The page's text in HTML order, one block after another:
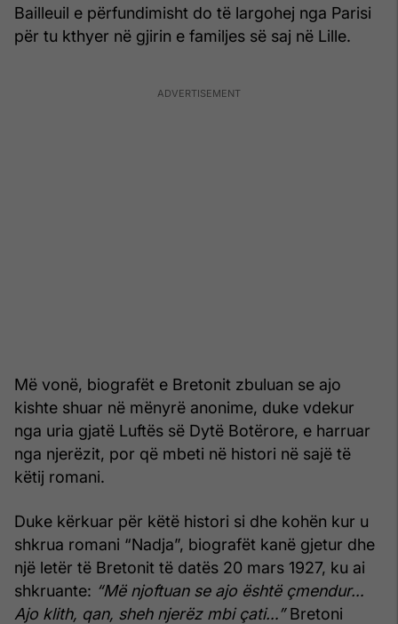
Bailleuil e përfundimisht do të largohej nga Parisi
për tu kthyer në gjirin e familjes së saj në Lille.
Më vonë, biografët e Bretonit zbuluan se ajo
kishte shuar në mënyrë anonime, duke vdekur
nga uria gjatë Luftës së Dytë Botërore, e harruar
nga njerëzit, por që mbeti në histori në sajë të
këtij romani.
Duke kërkuar për këtë histori si dhe kohën kur u
shkrua romani “Nadja”, biografët kanë gjetur dhe
një letër të Bretonit të datës 20 mars 1927, ku ai
shkruante: “Më njoftuan se ajo është çmendur…
Ajo klith, qan, sheh njerëz mbi çati…”Bretoni